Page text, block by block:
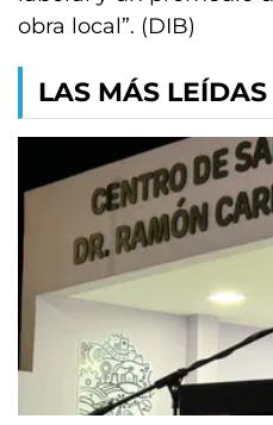
obra local”. (DIB)
LAS MÁS LEÍDAS